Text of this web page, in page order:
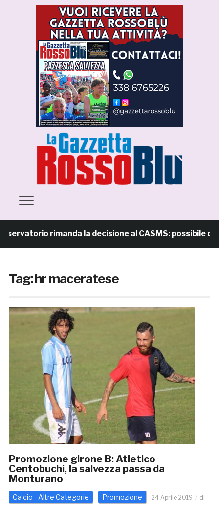
rimanda la decisione al CASMS: possibile
Tag:hr maceratese
Promozione girone B: Atletico
Centobuchi, la salvezza passa da
Monturano
Calcio - Altre Categorie Promozione 24 Aprile 2019
di